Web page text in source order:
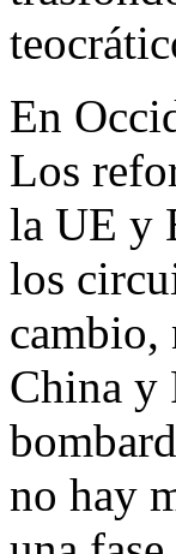
En
Los
la UE y
los
cambio,
China y
no hay